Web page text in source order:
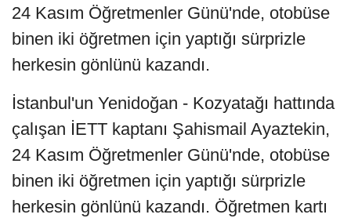
24 Kasım Öğretmenler Günü'nde, otobüse
binen iki öğretmen için yaptığı sürprizle
herkesin gönlünü kazandı.
İstanbul'un Yenidoğan - Kozyatağı hattında
çalışan İETT kaptanı Şahismail Ayaztekin,
24 Kasım Öğretmenler Günü'nde, otobüse
binen iki öğretmen için yaptığı sürprizle
herkesin gönlünü kazandı. Öğretmen kartı